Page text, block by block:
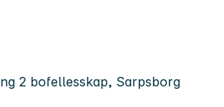
2 bofellesskap, Sarpsborg